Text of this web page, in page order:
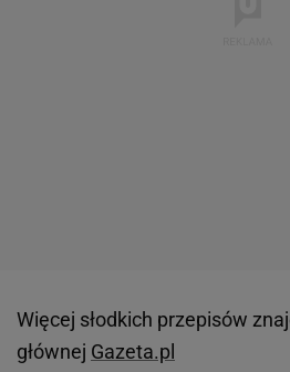
Więcej słodkich przepisów
głównej Gazeta.pl